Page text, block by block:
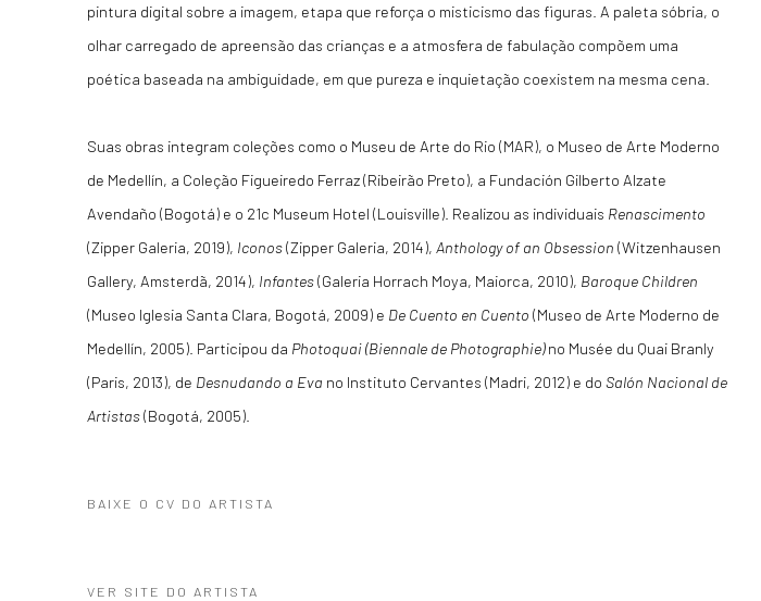
pintura digital sobre a imagem, etapa que reforça o misticismo das figuras. A paleta sóbria, o
olhar carregado de apreensão das crianças e a atmosfera de fabulação compõem uma
poética baseada na ambiguidade, em que pureza e inquietação coexistem na mesma cena.
Suas obras integram coleções como o Museu de Arte do Rio (MAR), o Museo de Arte Moderno
de Medellín, a Coleção Figueiredo Ferraz (Ribeirão Preto), a Fundación Gilberto Alzate
Avendaño (Bogotá) e o 21c Museum Hotel (Louisville). Realizou as individuais Renascimento
(Zipper Galeria, 2019), Iconos(Zipper Galeria, 2014), Anthology of an Obsession (Witzenhausen
Gallery, Amsterdã, 2014), Infantes(Galeria Horrach Moya, Maiorca, 2010), Baroque Children
(Museo Iglesia Santa Clara, Bogotá, 2009) e De Cuento en Cuento (Museo de Arte Moderno de
Medellín, 2005). Participou da Photoquai (Biennale de Photographie)no Musée du Quai Branly
(Paris, 2013), de Desnudando a Eva no Instituto Cervantes (Madri, 2012) e do Salón Nacional de
Artistas(Bogotá, 2005).
BAIXE O CV DO ARTISTA
VER SITE DO ARTISTA